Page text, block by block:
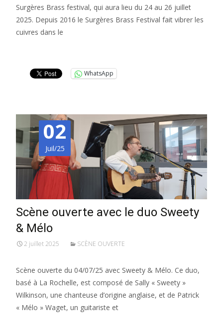
Surgères Brass festival, qui aura lieu du 24 au 26 juillet
2025. Depuis 2016 le Surgères Brass Festival fait vibrer les
cuivres dans le
WhatsApp
02
Juil/25
Scène ouverte avec le duo Sweety
& Mélo
2 juillet 2025 SCÈNE OUVERTE
Scène ouverte du 04/07/25 avec Sweety & Mélo. Ce duo,
basé à La Rochelle, est composé de Sally « Sweety »
Wilkinson, une chanteuse d’origine anglaise, et de Patrick
« Mélo » Waget, un guitariste et